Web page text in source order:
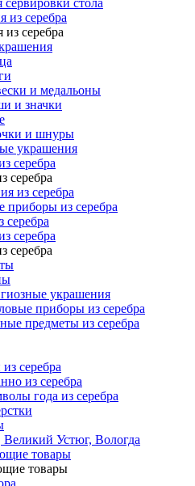
стола
серебра
серебра
и медальоны
и значки
и шнуры
украшения
серебра
серебра
из серебра
приборы из серебра
серебра
серебра
серебра
украшения
приборы из серебра
предметы из серебра
серебра
из серебра
года из серебра
Устюг, Вологда
товары
товары